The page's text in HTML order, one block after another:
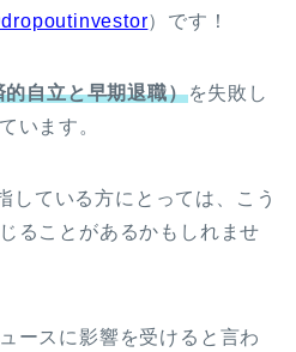
）です！
自立と早期退職）を失敗し
います。
している方にとっては、こう
ることがあるかもしれませ
ースに影響を受けると言わ